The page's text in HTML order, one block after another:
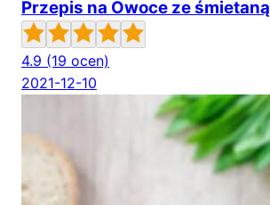
Przepis na Owoce ze śmietaną
4.9 (19 ocen)
2021-12-10